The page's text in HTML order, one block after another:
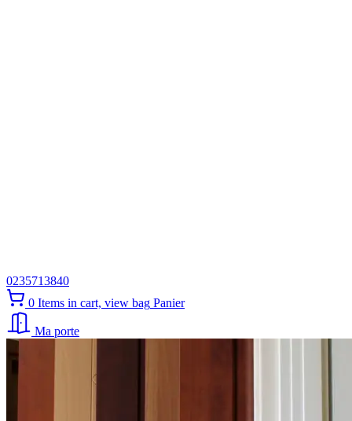
0235713840
0 Items in cart, view bag Panier
Ma porte